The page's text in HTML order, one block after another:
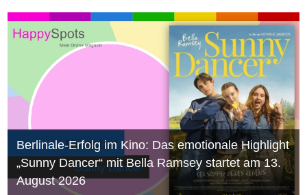
Berlinale-Erfolg im Kino: Das emotionale Highlight
„Sunny Dancer“ mit Bella Ramsey startet am 13.
August 2026